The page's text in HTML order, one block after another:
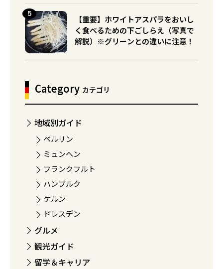
【重要】ホワイトアスパラをおいし
く食べるための下ごしらえ（写真で
解説）※グリーンとの違いに注意！
Category カテゴリ
地域別ガイド
ベルリン
ミュンヘン
フランクフルト
ハンブルク
ケルン
ドレスデン
グルメ
観光ガイド
留学＆キャリア